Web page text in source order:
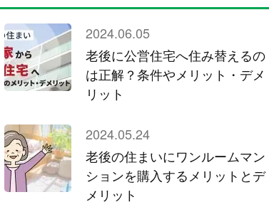
2024.06.05
老後に公営住宅へ住み替えるの
は正解？条件やメリット・デメ
リット
2024.05.24
老後の住まいにワンルームマン
ションを購入するメリットとデ
メリット